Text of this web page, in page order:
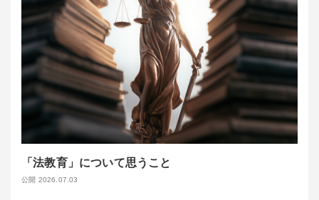
「法教育」について思うこと
公開 2026.07.03